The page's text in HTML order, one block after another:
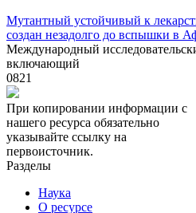
Мутантный устойчивый к
создан незадолго до вспышки в
Международный
включающий
0821
При копировании информации с
нашего ресурса обязательно
указывайте ссылку на
первоисточник.
Разделы
Наука
О ресурсе